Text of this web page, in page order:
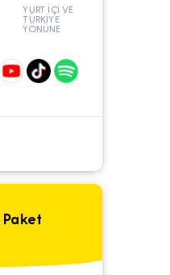
YURT İÇİ VE
TÜRKİYE
YÖNÜNE
Paket